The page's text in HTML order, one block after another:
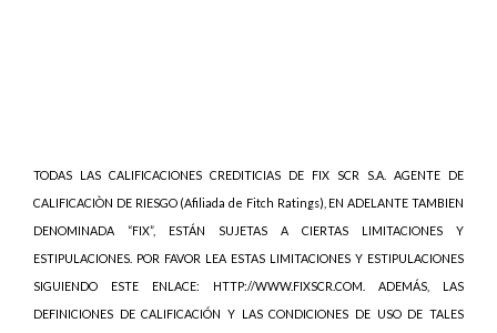
TODAS LAS CALIFICACIONES CREDITICIAS DE FIX SCR S.A. AGENTE DE
CALIFICACIÒN DE RIESGO (Afiliada de Fitch Ratings), EN ADELANTE TAMBIEN
DENOMINADA “FIX”, ESTÁN SUJETAS A CIERTAS LIMITACIONES Y
ESTIPULACIONES. POR FAVOR LEA ESTAS LIMITACIONES Y ESTIPULACIONES
SIGUIENDO ESTE ENLACE: HTTP://WWW.FIXSCR.COM. ADEMÁS, LAS
DEFINICIONES DE CALIFICACIÓN Y LAS CONDICIONES DE USO DE TALES